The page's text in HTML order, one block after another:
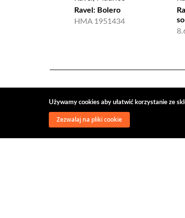
Używamy cookies aby ułatwić korzystanie ze
Zezwalaj na pliki cookie
Ravel: Bolero
HMA 1951434